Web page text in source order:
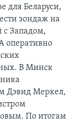
для Беларуси,
зондаж на
Западом,
оперативно
В Минск
Дэвид Меркел,
По итогам